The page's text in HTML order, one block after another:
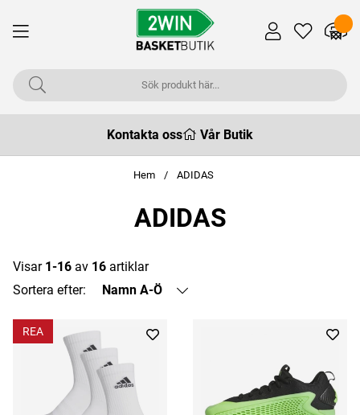
Kontakta oss Vår Butik
Hem ADIDAS
ADIDAS
Visar 1-16 av 16 artiklar
Sortera efter:
Namn A-Ö
REA